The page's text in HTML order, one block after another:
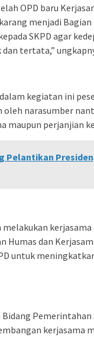
OPD baru
menjadi
SKPD agar
tertata,”
kegiatan ini
oleh narasumber
maupun perjanjian
Pelantikan
melakukan
Humas dan
untuk
Pemerintahan
kerjasama